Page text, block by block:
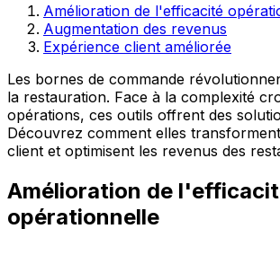
Amélioration de l'efficacité
Augmentation des revenus
Expérience client améliorée
Les bornes de commande
la restauration. Face à la complexité
opérations, ces outils offrent des
Découvrez comment elles
client et optimisent les revenus des
Amélioration de
opérationnelle